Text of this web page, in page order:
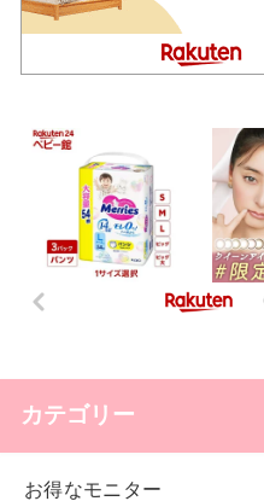
カテゴリー
お得なモニター